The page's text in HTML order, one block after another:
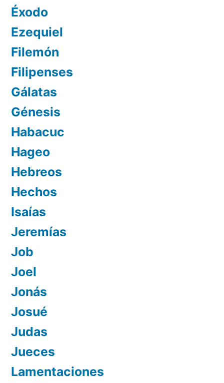
Éxodo
Ezequiel
Filemón
Filipenses
Gálatas
Génesis
Habacuc
Hageo
Hebreos
Hechos
Isaías
Jeremías
Job
Joel
Jonás
Josué
Judas
Jueces
Lamentaciones